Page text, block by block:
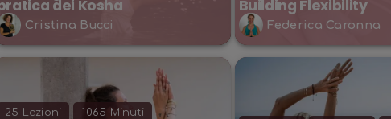
dei Kosha
Cristina Bucci
Building Flexibility
Federica Caronna
25 Lezioni 1065 Minuti